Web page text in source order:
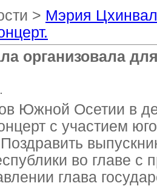
> Мэрия
организовала
Южной Осетии в
с участием
во главе
глава